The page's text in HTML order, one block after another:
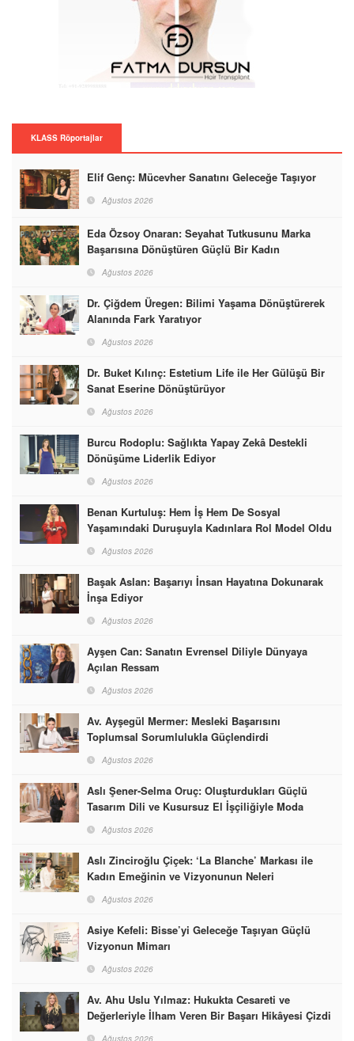
KLASS Röportajlar
Elif Genç: Mücevher Sanatını Geleceğe Taşıyor
Ağustos 2026
Eda Özsoy Onaran: Seyahat Tutkusunu Marka
Başarısına Dönüştüren Güçlü Bir Kadın
Ağustos 2026
Dr. Çiğdem Üregen: Bilimi Yaşama Dönüştürerek
Alanında Fark Yaratıyor
Ağustos 2026
Dr. Buket Kılınç: Estetium Life ile Her Gülüşü Bir
Sanat Eserine Dönüştürüyor
Ağustos 2026
Burcu Rodoplu: Sağlıkta Yapay Zekâ Destekli
Dönüşüme Liderlik Ediyor
Ağustos 2026
Benan Kurtuluş: Hem İş Hem De Sosyal
Yaşamındaki Duruşuyla Kadınlara Rol Model Oldu
Ağustos 2026
Başak Aslan: Başarıyı İnsan Hayatına Dokunarak
İnşa Ediyor
Ağustos 2026
Ayşen Can: Sanatın Evrensel Diliyle Dünyaya
Açılan Ressam
Ağustos 2026
Av. Ayşegül Mermer: Mesleki Başarısını
Toplumsal Sorumlulukla Güçlendirdi
Ağustos 2026
Aslı Şener-Selma Oruç: Oluşturdukları Güçlü
Tasarım Dili ve Kusursuz El İşçiliğiyle Moda
Dünyasına İmzalarını Attılar
Ağustos 2026
Aslı Zinciroğlu Çiçek: ‘La Blanche’ Markası ile
Kadın Emeğinin ve Vizyonunun Neleri
Başarabileceğinin En Güzel Örneğini Sunuyor
Ağustos 2026
Asiye Kefeli: Bisse’yi Geleceğe Taşıyan Güçlü
Vizyonun Mimarı
Ağustos 2026
Av. Ahu Uslu Yılmaz: Hukukta Cesareti ve
Değerleriyle İlham Veren Bir Başarı Hikâyesi Çizdi